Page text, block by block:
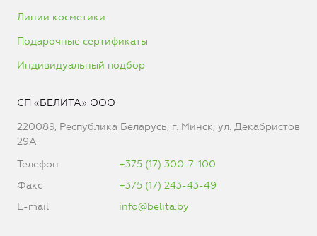
Линии косметики
Подарочные сертификаты
Индивидуальный подбор
СП «БЕЛИТА» ООО
220089, Республика Беларусь, г. Минск, ул. Декабристов
29А
Телефон
+375 (17) 300-7-100
Факс
+375 (17) 243-43-49
E-mail
info@belita.by